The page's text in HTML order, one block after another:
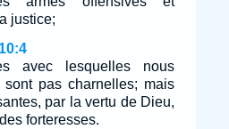
justice;
avec lesquelles nous
sont pas charnelles; mais
par la vertu de Dieu,
forteresses.